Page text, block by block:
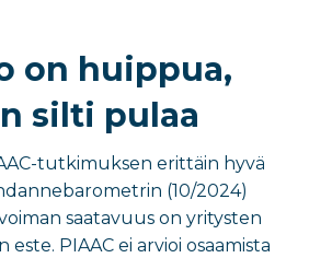
on huippua,
silti pulaa
tutkimuksen erittäin hyvä
(10/2024)
saatavuus on yritysten
PIAAC ei arvioi osaamista